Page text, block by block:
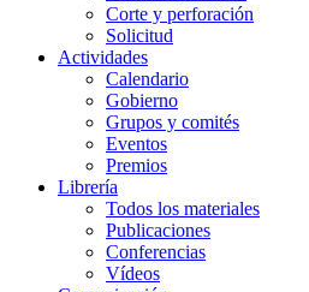
Corte y perforación
Solicitud
Actividades
Calendario
Gobierno
Grupos y comités
Eventos
Premios
Librería
Todos los materiales
Publicaciones
Conferencias
Vídeos